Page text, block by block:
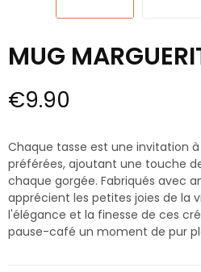
MUG
€9.90
Chaque tasse est une invitation
préférées, ajoutant une touche
chaque gorgée. Fabriqués avec
apprécient les petites joies de la
l'élégance et la finesse de ces
pause-café un moment de pur